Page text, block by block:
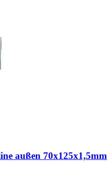
außen 70x125x1,5mm